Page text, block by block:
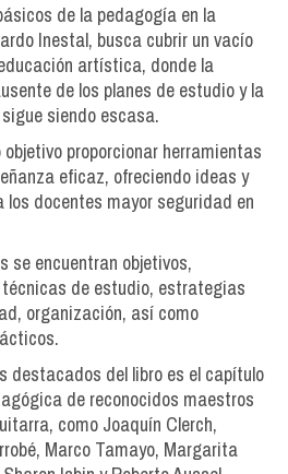
de la pedagogía en la
Inestal, busca cubrir un vacío
artística, donde la
de los planes de estudio y la
siendo escasa.
proporcionar herramientas
eficaz, ofreciendo ideas y
los docentes mayor seguridad en
encuentran objetivos,
de estudio, estrategias
organización, así como
destacados del libro es el capítulo
de reconocidos maestros
como Joaquín Clerch,
Marco Tamayo, Margarita